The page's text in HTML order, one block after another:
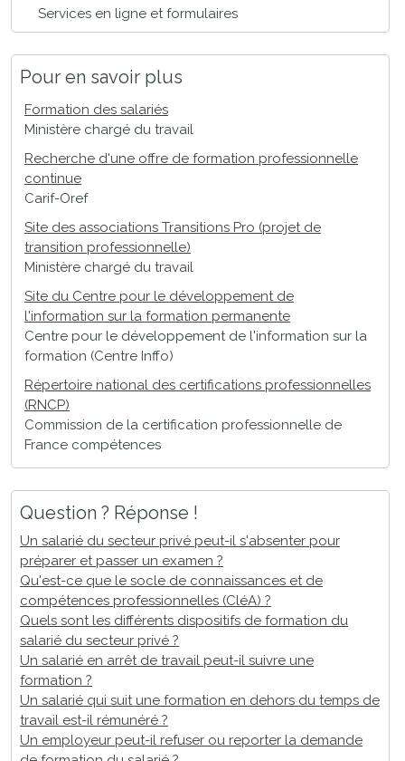
Services en ligne et formulaires
Pour en savoir plus
Formation des salariés
Ministère chargé du travail
Recherche d'une offre de formation professionnelle
continue
Carif-Oref
Site des associations Transitions Pro (projet de
transition professionnelle)
Ministère chargé du travail
Site du Centre pour le développement de
l'information sur la formation permanente
Centre pour le développement de l'information sur la
formation (Centre Inffo)
Répertoire national des certifications professionnelles
(RNCP)
Commission de la certification professionnelle de
France compétences
Question ? Réponse !
Un salarié du secteur privé peut-il s'absenter pour
préparer et passer un examen ?
Qu'est-ce que le socle de connaissances et de
compétences professionnelles (CléA) ?
Quels sont les différents dispositifs de formation du
salarié du secteur privé ?
Un salarié en arrêt de travail peut-il suivre une
formation ?
Un salarié qui suit une formation en dehors du temps de
travail est-il rémunéré ?
Un employeur peut-il refuser ou reporter la demande